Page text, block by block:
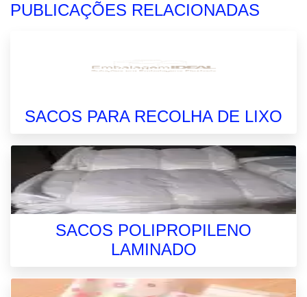
PUBLICAÇÕES RELACIONADAS
SACOS PARA RECOLHA DE LIXO
SACOS POLIPROPILENO
LAMINADO